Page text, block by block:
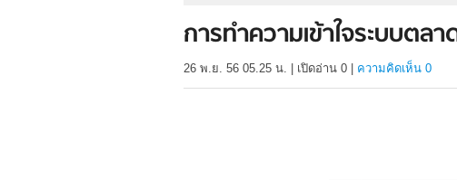
การทำความเข้าใจระบบตลา
26 พ.ย. 56 05.25 น. เปิดอ่าน 0 ความคิดเห็น 0